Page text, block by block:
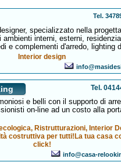
Tel.
specializzato nella
ambienti interni, esterni,
e complementi d'arredo, lighting
Interior design
Tel.
e belli con il supporto di
on-line ad un costo alla
Ristrutturazioni, Interior
costruttiva per tutti!La tua casa
click!
info@casa-